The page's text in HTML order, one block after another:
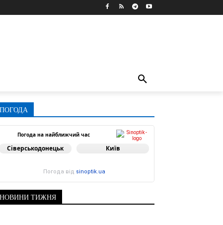
ПОГОДА
Погода на найближчий час
Сіверськодонецьк Київ
Погода від sinoptik.ua
НОВИНИ ТИЖНЯ